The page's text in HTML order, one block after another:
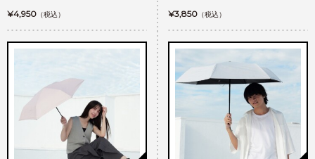
¥4,950 （税込）
¥3,850 （税込）